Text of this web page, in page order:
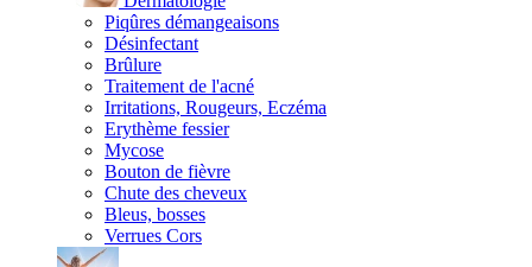
Piqûres démangeaisons
Désinfectant
Brûlure
Traitement de l'acné
Irritations, Rougeurs, Eczéma
Erythème fessier
Mycose
Bouton de fièvre
Chute des cheveux
Bleus, bosses
Verrues Cors